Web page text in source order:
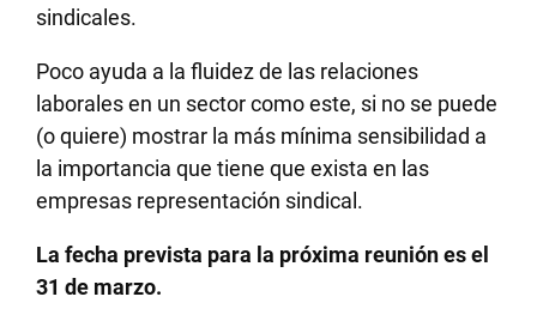
sindicales.
Poco ayuda a la fluidez de las relaciones
laborales en un sector como este, si no se puede
(o quiere) mostrar la más mínima sensibilidad a
la importancia que tiene que exista en las
empresas representación sindical.
La fecha prevista para la próxima reunión es el
31 de marzo.